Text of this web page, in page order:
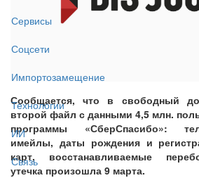
Сервисы
Соцсети
Импортозамещение
Технологии
ИИ
Связь
Сообщается, что в свободный
второй файл с данными 4,5 млн.
программы «СберСпасибо»:
имейлы, даты рождения и
карт, восстанавливаемые
утечка произошла 9 марта.